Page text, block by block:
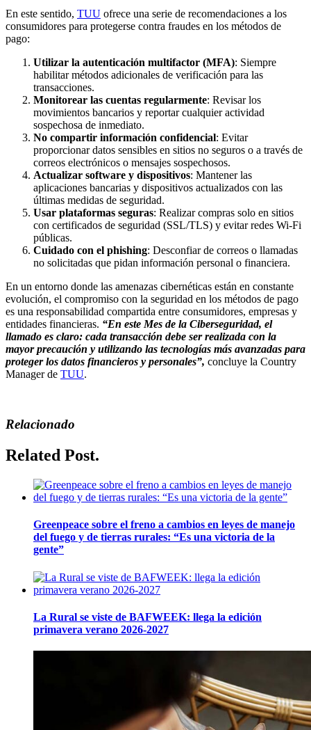
En este sentido, TUU ofrece una serie de recomendaciones a los
consumidores para protegerse contra fraudes en los métodos de
pago:
Utilizar la autenticación multifactor (MFA): Siempre
habilitar métodos adicionales de verificación para las
transacciones.
Monitorear las cuentas regularmente: Revisar los
movimientos bancarios y reportar cualquier actividad
sospechosa de inmediato.
No compartir información confidencial: Evitar
proporcionar datos sensibles en sitios no seguros o a través de
correos electrónicos o mensajes sospechosos.
Actualizar software y dispositivos: Mantener las
aplicaciones bancarias y dispositivos actualizados con las
últimas medidas de seguridad.
Usar plataformas seguras: Realizar compras solo en sitios
con certificados de seguridad (SSL/TLS) y evitar redes Wi-Fi
públicas.
Cuidado con el phishing: Desconfiar de correos o llamadas
no solicitadas que pidan información personal o financiera.
En un entorno donde las amenazas cibernéticas están en constante
evolución, el compromiso con la seguridad en los métodos de pago
es una responsabilidad compartida entre consumidores, empresas y
entidades financieras. “En este Mes de la Ciberseguridad, el
llamado es claro: cada transacción debe ser realizada con la
mayor precaución y utilizando las tecnologías más avanzadas para
proteger los datos financieros y personales”, concluye la Country
Manager de TUU.
Relacionado
Related Post.
Greenpeace sobre el freno a cambios en leyes de manejo
del fuego y de tierras rurales: “Es una victoria de la
gente”
La Rural se viste de BAFWEEK: llega la edición
primavera verano 2026-2027